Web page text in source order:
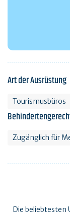
Art der Ausrüstung
Tourismusbüros
Zugänglich für
Die